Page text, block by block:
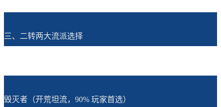
三、二转两大流派选择
毁灭者（开荒坦流，90% 玩家首选）